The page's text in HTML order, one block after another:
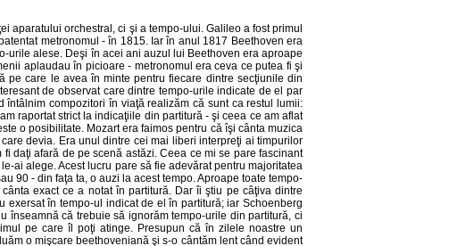
aparatului orchestral, ci şi a tempo-ului. Galileo a fost primul
metronomul - în 1815. Iar în anul 1817 Beethoven era
urile alese. Deşi în acei ani auzul lui Beethoven era aproape
aplaudau în picioare - metronomul era ceva ce putea fi şi
pe care le avea în minte pentru fiecare dintre secţiunile din
de observat care dintre tempo-urile indicate de el par
compozitori în viaţă realizăm că sunt ca restul lumii:
raportat strict la indicaţiile din partitură - şi ceea ce am aflat
o posibilitate. Mozart era faimos pentru că îşi cânta muzica
devia. Era unul dintre cei mai liberi interpreţi ai timpurilor
daţi afară de pe scenă astăzi. Ceea ce mi se pare fascinant
ai alege. Acest lucru pare să fie adevărat pentru majoritatea
90 - din faţa ta, o auzi la acest tempo. Aproape toate tempo-
exact ce a notat în partitură. Dar îi ştiu pe câţiva dintre
în tempo-ul indicat de el în partitură; iar Schoenberg
înseamnă că trebuie să ignorăm tempo-urile din partitură, ci
pe care îl poţi atinge. Presupun că în zilele noastre un
o mişcare beethoveniană şi s-o cântăm lent când evident